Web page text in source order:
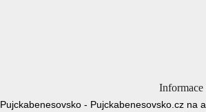
Informace
Pujckabenesovsko - Pujckabenesovsko.cz na